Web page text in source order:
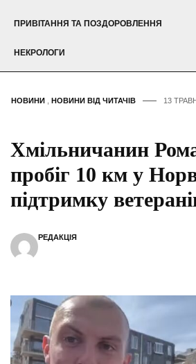
ПРИВІТАННЯ ТА ПОЗДОРОВЛЕННЯ
НЕКРОЛОГИ
НОВИНИ НОВИНИ ВІД ЧИТАЧІВ 13
Хмільничанин
пробіг 10 км у
підтримку
РЕДАКЦІЯ